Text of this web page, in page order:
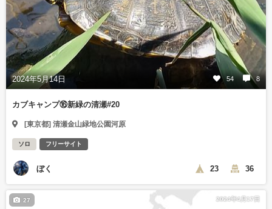
2024年5月14日 54 8
カブキャンプ⑯新緑の清瀬#20
[東京都] 清瀬金山緑地公園河原
ソロ フリーサイト
ぼく 23 36
2024年4月17日
27